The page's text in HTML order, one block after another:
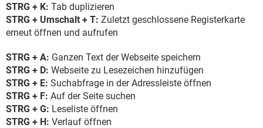
STRG + K: Tab duplizieren
STRG + Umschalt + T: Zuletzt geschlossene Registerkarte
erneut öffnen und aufrufen
STRG + A: Ganzen Text der Webseite speichern
STRG + D: Webseite zu Lesezeichen hinzufügen
STRG + E: Suchabfrage in der Adressleiste öffnen
STRG + F: Auf der Seite suchen
STRG + G: Leseliste öffnen
STRG + H: Verlauf öffnen